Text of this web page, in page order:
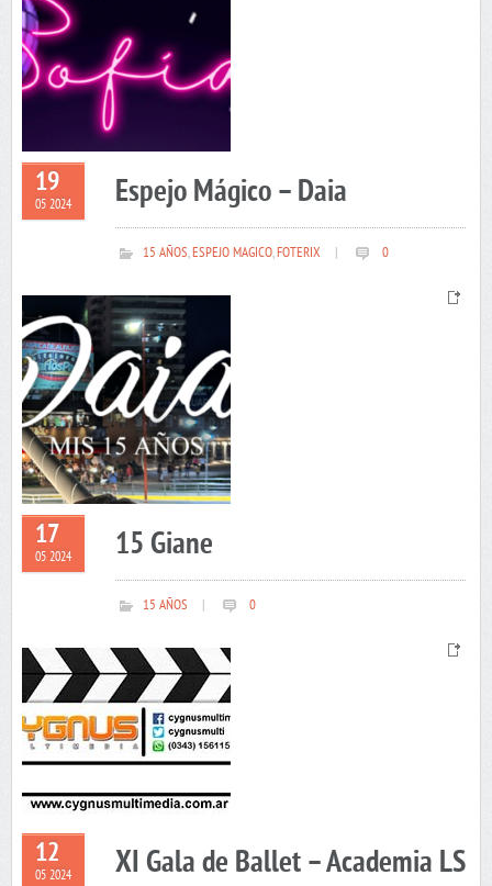
19
05 2024 Espejo Mágico – Daia
15 AÑOS,ESPEJO MAGICO,FOTERIX 0
17
05 2024 15 Giane
15 AÑOS 0
12
05 2024 XI Gala de Ballet – Academia LS